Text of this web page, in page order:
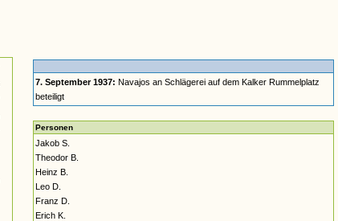
7. September 1937: Navajos an Schlägerei auf dem Kalker Rummelplatz
beteiligt
Personen
Jakob S.
Theodor B.
Heinz B.
Leo D.
Franz D.
Erich K.